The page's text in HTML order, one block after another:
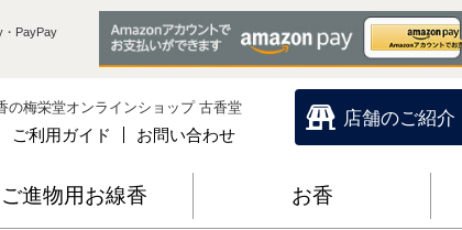
・PayPay
の梅栄堂オンラインショップ 古香堂
ご利用ガイド お問い合わせ
店舗のご紹介
ご進物用お線香 お香